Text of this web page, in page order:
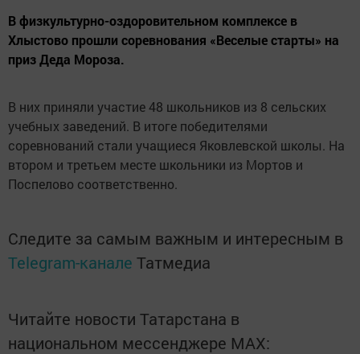
В физкультурно-оздоровительном комплексе в
Хлыстово прошли соревнования «Веселые старты» на
приз Деда Мороза.
В них приняли участие 48 школьников из 8 сельских
учебных заведений. В итоге победителями
соревнований стали учащиеся Яковлевской школы. На
втором и третьем месте школьники из Мортов и
Поспелово соответственно.
Следите за самым важным и интересным в
Telegram-канале Татмедиа
Читайте новости Татарстана в
национальном мессенджере MАХ: